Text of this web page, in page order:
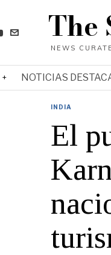
The
NOTICIAS
INDIA
El